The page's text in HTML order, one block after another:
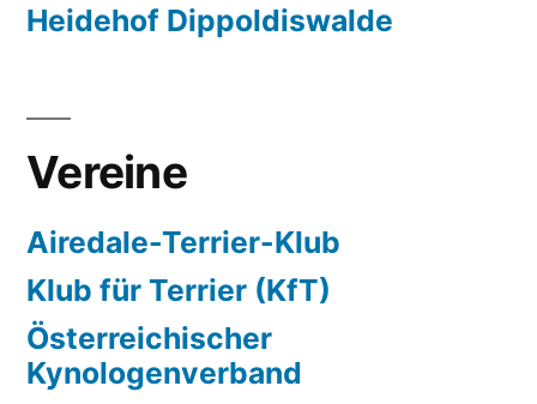
Heidehof Dippoldiswalde
Vereine
Airedale-Terrier-Klub
Klub für Terrier (KfT)
Österreichischer
Kynologenverband